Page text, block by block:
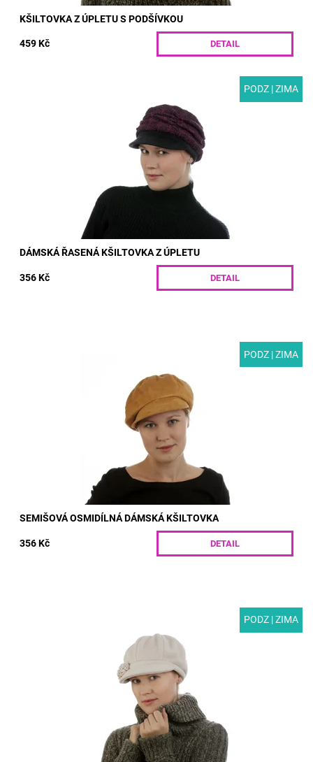
KŠILTOVKA Z ÚPLETU S PODŠÍVKOU
459 Kč DETAIL
PODZ | ZIMA
MODEL: G64 | Designová dámská řasená kšiltovka z úpletu se
zateplenou podšívkou. V zadním dílu je všita guma pro
pohodlné nošení. Vhodná pro podzim...
DÁMSKÁ ŘASENÁ KŠILTOVKA Z ÚPLETU
356 Kč DETAIL
PODZ | ZIMA
MODEL: E4 | Semišová dámská kšiltovka ušita z osmi dílů.
V zadním díle má gumu, díky které vždy skvěle drží na hlavě.
SEMIŠOVÁ OSMIDÍLNÁ DÁMSKÁ KŠILTOVKA
356 Kč DETAIL
PODZ | ZIMA
MODEL: G78-2 | Módní dámská čepice pro zimní období ušitá
z fleeceové látky. Ozdobné květy jsou zhotoveny ze stejného
Skladem
G78-2/S